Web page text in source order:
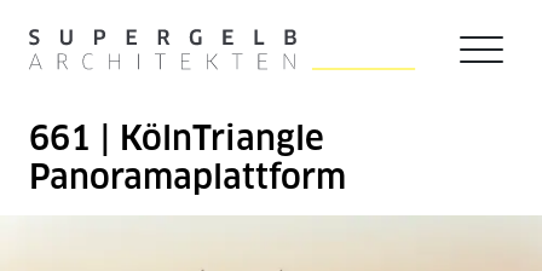
Zur Startseite navigieren
661 | KölnTriangle
Panoramaplattform